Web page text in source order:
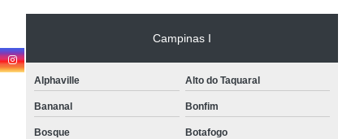
Campinas I
Alphaville Alto do Taquaral
Bananal Bonfim
Bosque Botafogo